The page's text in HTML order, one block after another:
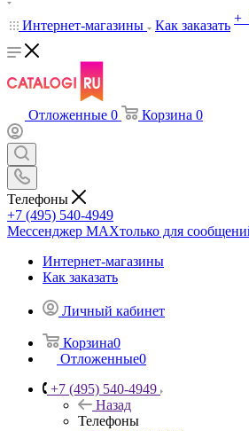
Интернет-магазины Как заказать +
Отложенные 0 Корзина 0
Телефоны
+7 (495) 540-4949
Мессенджер МАХтолько для
Интернет-магазины
Как заказать
Личный кабинет
Корзина0
Отложенные0
+7 (495) 540-4949
Назад
Телефоны